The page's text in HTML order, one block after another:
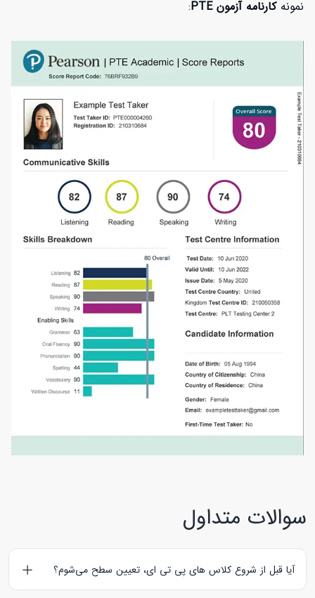
نمونهکارنامه آزمون PTE :
سوالات متداول
آیا قبل از شروع کلاس های پی تی ای، تعیین سطح می‌شوم؟